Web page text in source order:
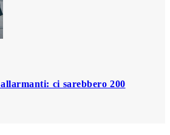
ci sarebbero 200